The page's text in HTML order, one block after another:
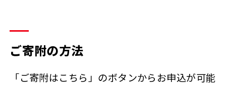
ご寄附の方法
「ご寄附はこちら」のボタンからお申込が可能